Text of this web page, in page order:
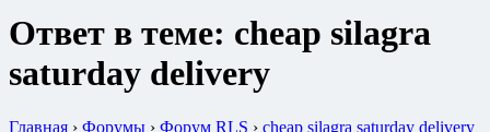
Ответ в теме: cheap silagra
saturday delivery
Главная › Форумы › Форум RLS › cheap silagra saturday delivery